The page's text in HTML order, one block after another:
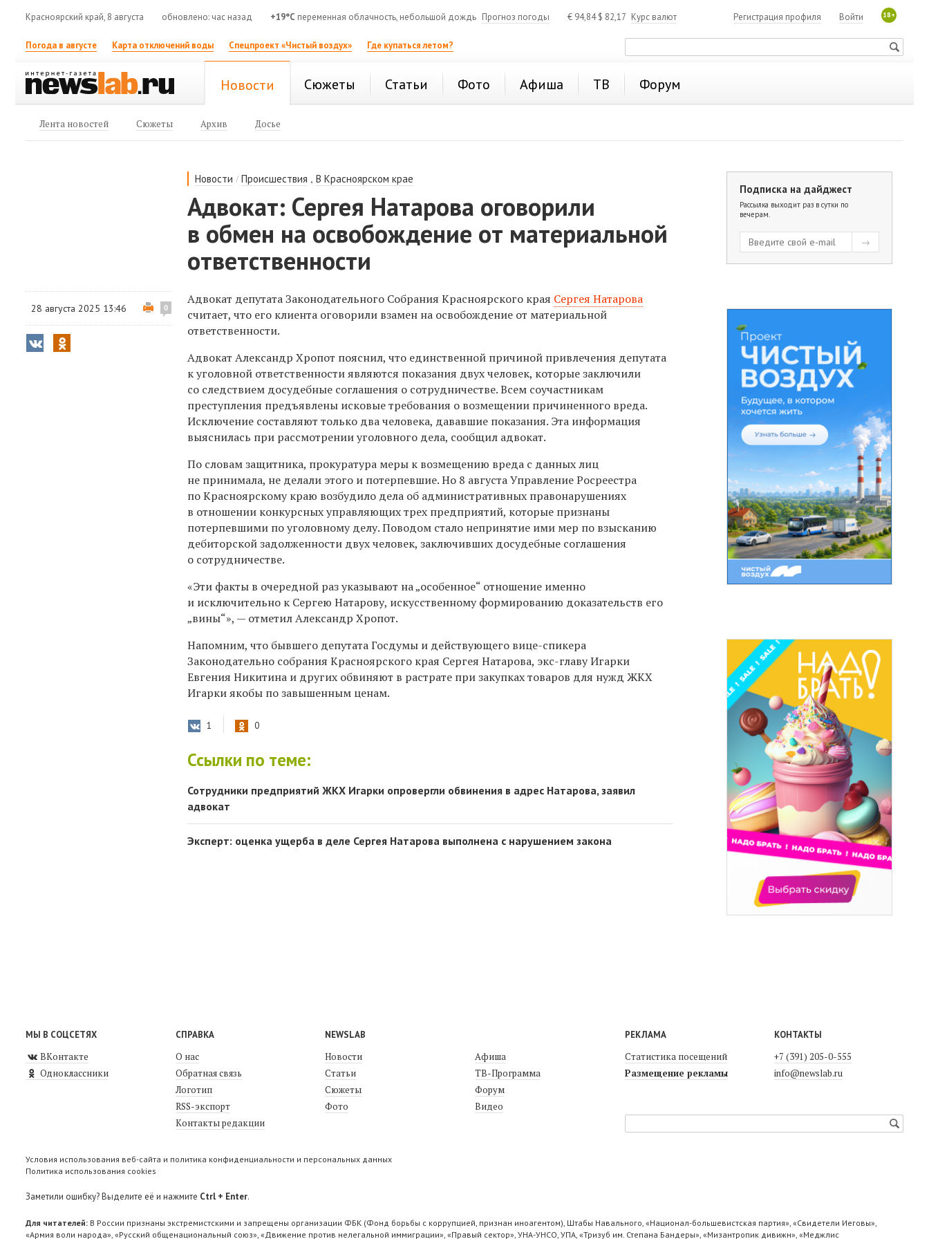
Красноярский край, 8 августа обновлено: час назад +19°C переменная облачность, небольшой дождь Прогноз погоды € 94,84$ 82,17 Курс валют 18+
Войти
Регистрация профиля
Погода в августе Карта отключений воды Спецпроект «Чистый воздух» Где купаться летом?
Новости Сюжеты Статьи Фото Афиша ТВ Форум
Лента новостей Сюжеты Архив Досье
Новости /Происшествия ,В Красноярском крае
Адвокат: Сергея Натарова оговорили
в обмен на освобождение от материальной
ответственности
28 августа 2025 13:46 0
Адвокат депутата Законодательного Собрания Красноярского края Сергея Натарова
считает, что его клиента оговорили взамен на освобождение от материальной
ответственности.
Адвокат Александр Хропот пояснил, что единственной причиной привлечения депутата
к уголовной ответственности являются показания двух человек, которые заключили
со следствием досудебные соглашения о сотрудничестве. Всем соучастникам
преступления предъявлены исковые требования о возмещении причиненного вреда.
Исключение составляют только два человека, дававшие показания. Эта информация
выяснилась при рассмотрении уголовного дела, сообщил адвокат.
По словам защитника, прокуратура меры к возмещению вреда с данных лиц
не принимала, не делали этого и потерпевшие. Но 8 августа Управление Росреестра
по Красноярскому краю возбудило дела об административных правонарушениях
в отношении конкурсных управляющих трех предприятий, которые признаны
потерпевшими по уголовному делу. Поводом стало непринятие ими мер по взысканию
дебиторской задолженности двух человек, заключивших досудебные соглашения
о сотрудничестве.
«Эти факты в очередной раз указывают на „особенное“ отношение именно
и исключительно к Сергею Натарову, искусственному формированию доказательств его
„вины“», — отметил Александр Хропот.
Напомним, что бывшего депутата Госдумы и действующего вице-спикера
Законодательно собрания Красноярского края Сергея Натарова, экс-главу Игарки
Евгения Никитина и других обвиняют в растрате при закупках товаров для нужд ЖКХ
Игарки якобы по завышенным ценам.
1 0
Ссылки по теме:
Сотрудники предприятий ЖКХ Игарки опровергли обвинения в адрес Натарова, заявил
адвокат
Эксперт: оценка ущерба в деле Сергея Натарова выполнена с нарушением закона
Подписка на дайджест
Рассылка выходит раз в сутки по
вечерам.
МЫ В СОЦСЕТЯХ
ВКонтакте
Одноклассники
СПРАВКА
О нас
Обратная связь
Логотип
RSS-экспорт
Контакты редакции
NEWSLAB
Новости
Статьи
Сюжеты
Фото
Афиша
ТВ-Программа
Форум
Видео
РЕКЛАМА
Статистика посещений
Размещение рекламы
КОНТАКТЫ
+7 (391) 205-0-555
info@newslab.ru
Условия использования веб-сайта и политика конфиденциальности и персональных данных
Политика использования cookies
Заметили ошибку? Выделите её и нажмите Ctrl + Enter.
Для читателей: В России признаны экстремистскими и запрещены организации ФБК (Фонд борьбы с коррупцией, признан иноагентом), Штабы Навального, «Национал-большевистская партия», «Свидетели Иеговы»,
«Армия воли народа», «Русский общенациональный союз», «Движение против нелегальной иммиграции», «Правый сектор», УНА-УНСО, УПА, «Тризуб им. Степана Бандеры», «Мизантропик дивижн», «Меджлис